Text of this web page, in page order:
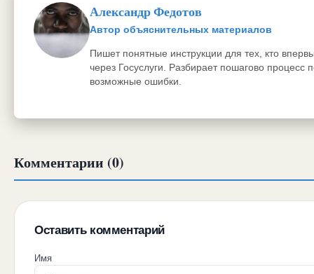
Александр Федотов
Автор объяснительных материалов
Пишет понятные инструкции для тех, кто
через Госуслуги. Разбирает пошагово процесс
возможные ошибки.
Комментарии (0)
Оставить комментарий
Имя